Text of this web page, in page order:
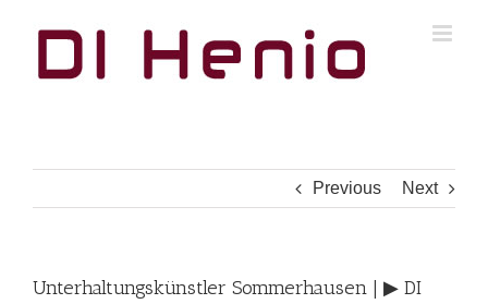
Previous Next
Unterhaltungskünstler Sommerhausen | ▶︎ DI